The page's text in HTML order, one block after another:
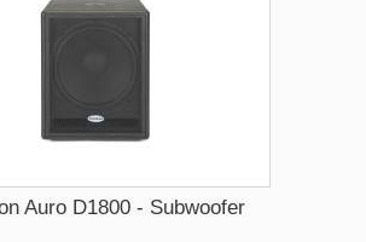
Auro D1800 - Subwoofer